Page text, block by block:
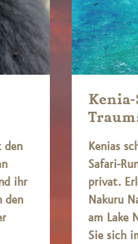
den
ihr
den
Kenias
Safari-
privat.
Nakuru
am Lake
Sie sich